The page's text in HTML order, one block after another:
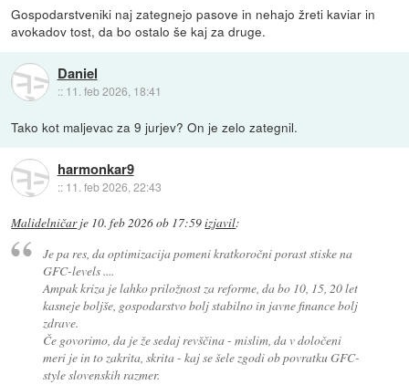
Gospodarstveniki naj zategnejo pasove in nehajo žreti kaviar in
avokadov tost, da bo ostalo še kaj za druge.
Daniel
:: 11. feb 2026, 18:41
Tako kot maljevac za 9 jurjev? On je zelo zategnil.
harmonkar9
:: 11. feb 2026, 22:43
Malidelničarje 10. feb 2026 ob 17:59izjavil:
Je pa res, da optimizacija pomeni kratkoročni porast stiske na
GFC-levels ....
Ampak kriza je lahko priložnost za reforme, da bo 10, 15, 20 let
kasneje boljše, gospodarstvo bolj stabilno in javne finance bolj
zdrave.
Če govorimo, da je že sedaj revščina- mislim, da v določeni
meri je in to zakrita, skrita - kaj se šele zgodi ob povratku GFC-
style slovenskih razmer.